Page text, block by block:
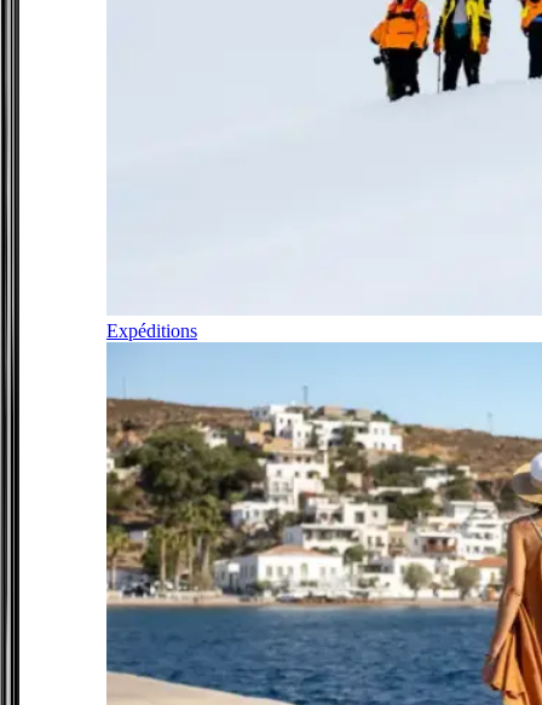
Expéditions